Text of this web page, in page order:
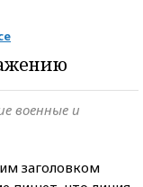
военные и
заголовком